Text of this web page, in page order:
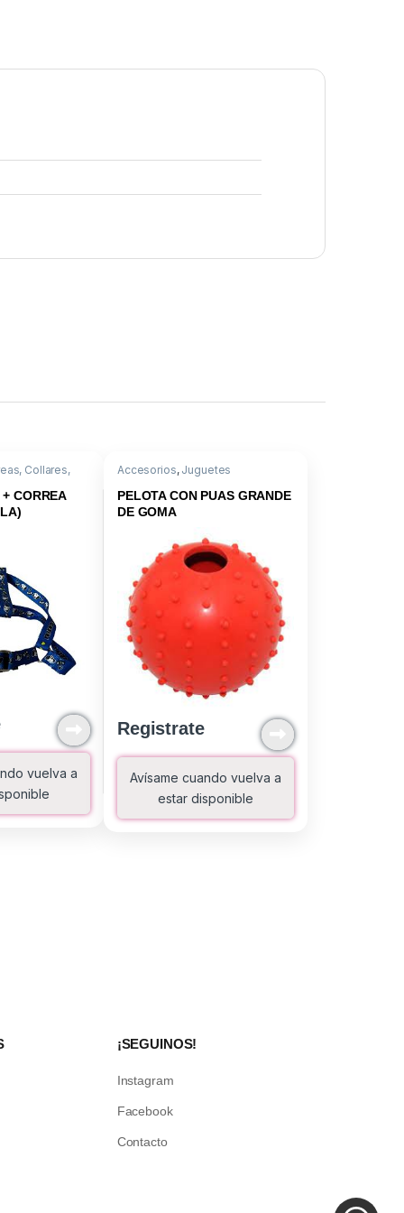
Collares,
CORREA
vuelva a
Accesorios, Juguetes
PELOTA CON PUAS GRANDE
DE GOMA
Registrate
Avísame cuando vuelva a
estar disponible
¡SEGUINOS!
Instagram
Facebook
Contacto